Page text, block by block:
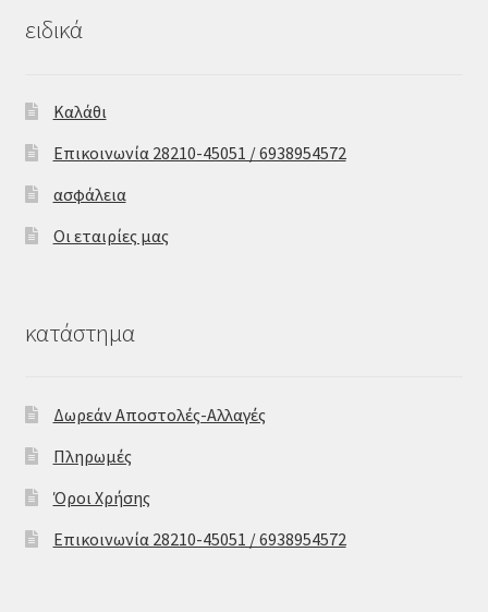
ειδικά
Καλάθι
Επικοινωνία 28210-45051 / 6938954572
ασφάλεια
Οι εταιρίες μας
κατάστημα
Δωρεάν Αποστολές-Αλλαγές
Πληρωμές
Όροι Χρήσης
Επικοινωνία 28210-45051 / 6938954572